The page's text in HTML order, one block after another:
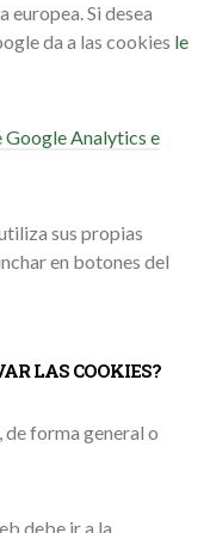
Si desea
da a las cookies le
Google Analytics e
sus propias
en botones del
LAS COOKIES?
forma general o
debe ir a la